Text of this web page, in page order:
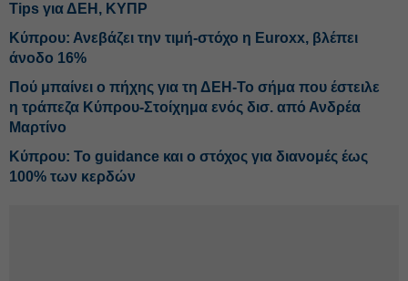
Tips για ΔΕΗ, ΚΥΠΡ
Κύπρου: Ανεβάζει την τιμή-στόχο η Euroxx, βλέπει
άνοδο 16%
Πού μπαίνει ο πήχης για τη ΔΕΗ-Το σήμα που έστειλε
η τράπεζα Κύπρου-Στοίχημα ενός δισ. από Ανδρέα
Μαρτίνο
Κύπρου: Το guidance και ο στόχος για διανομές έως
100% των κερδών